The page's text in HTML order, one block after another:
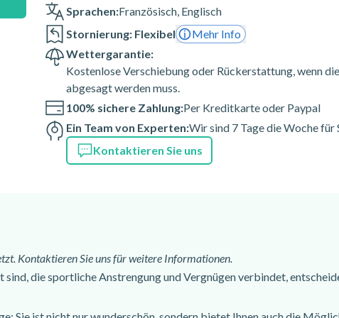
und Abseilgerät
Sprachen:Französisch, Englisch
Stornierung: Flexibel
Mehr Info
Wettergarantie:
Kostenlose Verschiebung oder Rückerstattung, wenn
abgesagt werden muss.
100% sichere Zahlung:Per Kreditkarte oder Paypal
Ein Team von Experten:Wir sind 7 Tage die Woche für
Kontaktieren Sie uns
Kontaktieren Sie uns für weitere Informationen.
die sportliche Anstrengung und Vergnügen verbindet,